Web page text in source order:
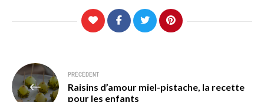
Navigation
de
PRÉCÉDENT
Raisins d’amour miel-pistache, la recette
pour les enfants